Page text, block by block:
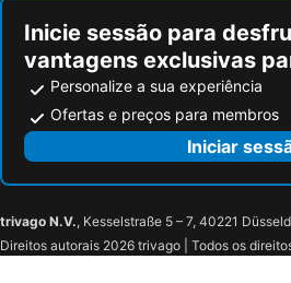
Inicie sessão para
vantagens exclusivas
Personalize a sua experiência
Ofertas e preços para membros
Iniciar
trivago N.V., Kesselstraße 5 – 7, 40221
Direitos autorais 2026 trivago | Todos os